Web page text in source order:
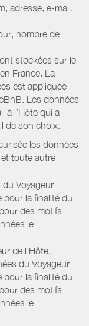
adresse, e-mail,
nombre de
stockées sur le
France. La
est appliquée
Les données
à l’Hôte qui a
de son choix.
les données
toute autre
du Voyageur
pour la finalité du
des motifs
le
de l’Hôte,
du Voyageur
pour la finalité du
des motifs
le